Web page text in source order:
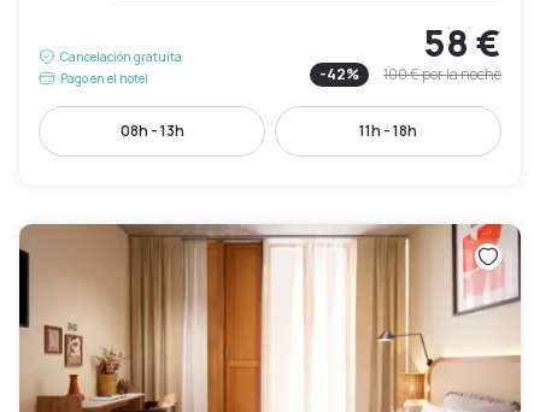
Cancelación gratuita
Pago en el hotel
58 €
-42% 100 €por la noche
08h - 13h 11h - 18h